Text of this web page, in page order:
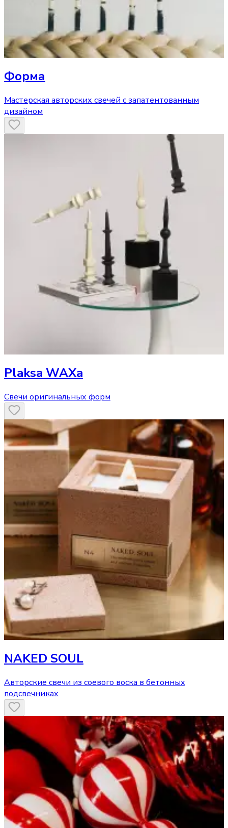
Форма
Мастерская авторских свечей с запатентованным
дизайном
Plaksa WAXa
Свечи оригинальных форм
NAKED SOUL
Авторские свечи из соевого воска в бетонных
подсвечниках